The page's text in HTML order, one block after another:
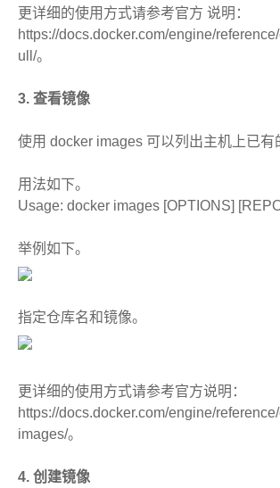
更详细的使用方式请参考官方 说明：
https://docs.docker.com/engine/
ull/。
3. 查看镜像
使用 docker images 可以列出主机上已有
用法如下。
Usage: docker images [OPTIONS]
举例如下。
指定仓库名和镜像。
更详细的使用方式请参考官方说明：
https://docs.docker.com/engine/
images/。
4. 创建镜像